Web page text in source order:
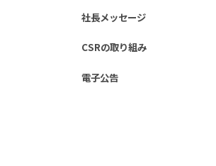
社長メッセージ
CSRの取り組み
電子公告